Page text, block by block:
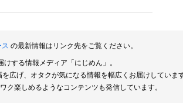
の最新情報はリンク先をご覧ください。
する情報メディア「にじめん」。
広げ、オタクが気になる情報を幅広くお届けしていま
楽しめるようなコンテンツも発信しています。